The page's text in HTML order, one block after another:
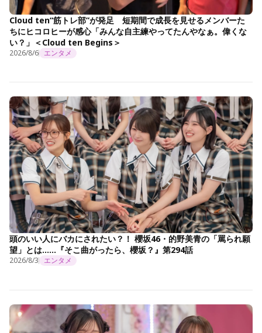
Cloud ten“筋トレ部”が発足 短期間で成長を見せるメンバーた
ちにヒコロヒーが感心「みんな自主練やってたんやなぁ。偉くな
い？」＜Cloud ten Begins＞
2026/8/6 エンタメ
頭のいい人にバカにされたい？！ 櫻坂46・的野美青の「罵られ願
望」とは……『そこ曲がったら、櫻坂？』第294話
2026/8/3 エンタメ